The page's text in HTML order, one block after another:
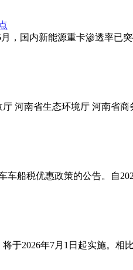
，国内新能源重卡渗透率已
河南省生态环境厅 河南省
车船税优惠政策的公告。自
于2026年7月1日起实施。